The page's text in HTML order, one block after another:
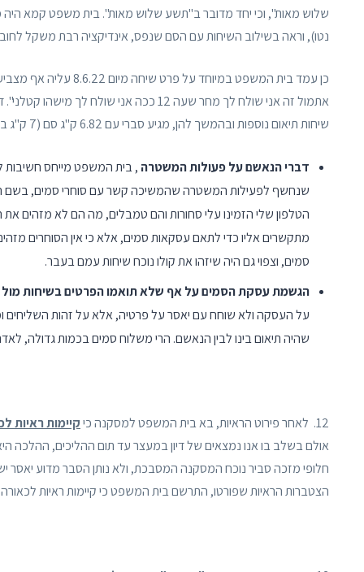
נטו), וראה בשילוב השיחות עם הסם שנפס, אינדיקציה רבת משקל
כן עמד בית המשפט
אתמול זה אני שולח לך מחר שעה 12 ככה
שיחות תיאום נוספות ובהמשך להן, מגיע סברי עם 6.82 ק"ג סם (7 ק"ג ברוטו), למקום שתיאם יאסר עם שוטר רביד.
דברי הנאשם על פעולות המשטרה , בית המשפט מייחס
שנחשף לפעילות המשטרה שהמשיכה קשר עם סוחרי סמים, בשם
הטלפון שלי הזמינו עלי סחורות והם טמבלים, מה הם לא
מתקשרים אליו כדי לתאם עסקאות סמים, אלא כי אין הסוחרים
סמים, וצפוי גם היה שיזהו את קולו נוכח שיחות עמם בעבר.
הגשמת עסקת הסמים על אף שלא תואמו הפרטים בשיחות מול
על העסקה ולא שוחח עם יאסר על פרטיה, אלא על זהות
שהיה תיאום בינו לבין הנאשם. הרי משלוח סמים בכמות גדולה,
12. לאחר פירוט הראיות, בא בית המשפט למסקנה כי
קיימות ראיות
אולם בשלב בו אנו נמצאים של דיון במעצר עד תום ההליכים, ההלכה
חלופי מזכה סביר נוכח המסקנה המסבכת, ולא נותן הסבר מדוע
הצטברות הראיות שפורטו, התרשם בית המשפט כי קיימות ראיות